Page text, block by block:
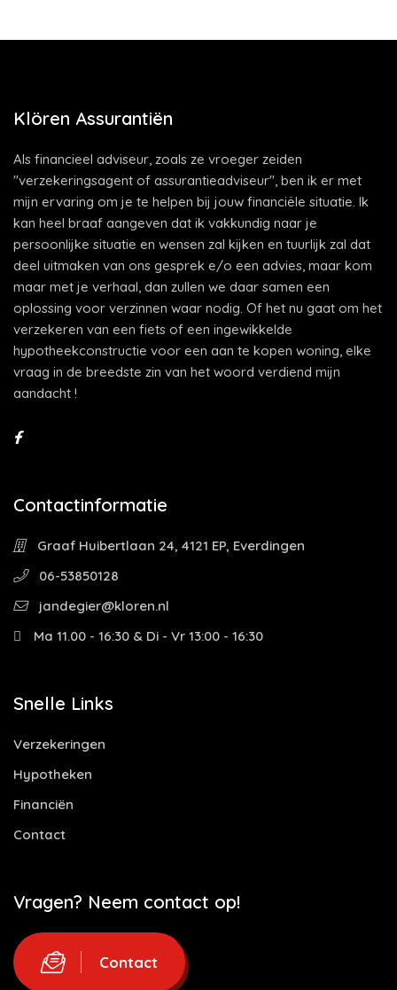
Klören Assurantiën
Als financieel adviseur, zoals ze vroeger zeiden
"verzekeringsagent of assurantieadviseur", ben ik er met
mijn ervaring om je te helpen bij jouw financiële situatie. Ik
kan heel braaf aangeven dat ik vakkundig naar je
persoonlijke situatie en wensen zal kijken en tuurlijk zal dat
deel uitmaken van ons gesprek e/o een advies, maar kom
maar met je verhaal, dan zullen we daar samen een
oplossing voor verzinnen waar nodig. Of het nu gaat om het
verzekeren van een fiets of een ingewikkelde
hypotheekconstructie voor een aan te kopen woning, elke
vraag in de breedste zin van het woord verdiend mijn
aandacht !
Contactinformatie
Graaf Huibertlaan 24, 4121 EP, Everdingen
06-53850128
jandegier@kloren.nl
Ma 11.00 - 16:30 & Di - Vr 13:00 - 16:30
Snelle Links
Verzekeringen
Hypotheken
Financiën
Contact
Vragen? Neem contact op!
Contact